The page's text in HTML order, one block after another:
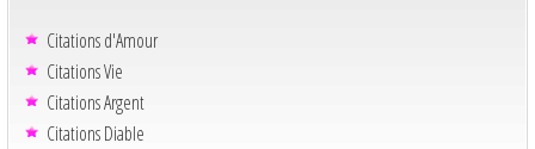
Citations d'Amour
Citations Vie
Citations Argent
Citations Diable